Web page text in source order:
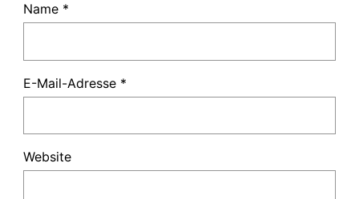
Name *
E-Mail-Adresse *
Website